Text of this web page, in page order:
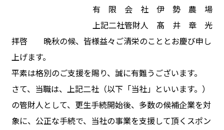
有 限 会 社 伊 勢 農 場
上記二社管財人 髙 井 章 光
拝啓 晩秋の候、皆様益々ご清栄のこととお慶び申し
上げます。
平素は格別のご支援を賜り、誠に有難うございます。
さて、当職は、上記二社（以下「当社」といいます。）
の管財人として、更生手続開始後、多数の候補企業を対
象に、公正な手続で、当社の事業を支援して頂くスポン